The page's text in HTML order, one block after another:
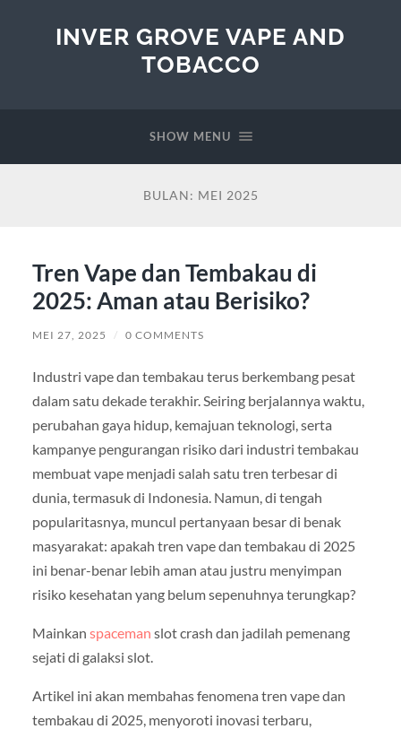
INVER GROVE VAPE AND
TOBACCO
SHOW MENU
BULAN: MEI 2025
Tren Vape dan Tembakau di
2025: Aman atau Berisiko?
MEI 27, 2025 / 0 COMMENTS
Industri vape dan tembakau terus berkembang pesat
dalam satu dekade terakhir. Seiring berjalannya waktu,
perubahan gaya hidup, kemajuan teknologi, serta
kampanye pengurangan risiko dari industri tembakau
membuat vape menjadi salah satu tren terbesar di
dunia, termasuk di Indonesia. Namun, di tengah
popularitasnya, muncul pertanyaan besar di benak
masyarakat: apakah tren vape dan tembakau di 2025
ini benar-benar lebih aman atau justru menyimpan
risiko kesehatan yang belum sepenuhnya terungkap?
Mainkan spaceman slot crash dan jadilah pemenang
sejati di galaksi slot.
Artikel ini akan membahas fenomena tren vape dan
tembakau di 2025, menyoroti inovasi terbaru,